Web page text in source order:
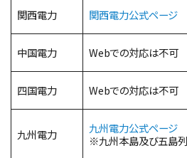
関西電力 関西電力公式ページ
中国電力 Webでの対応は不可
四国電力 Webでの対応は不可
九州電力
九州電力公式ページ
※九州本島及び五島